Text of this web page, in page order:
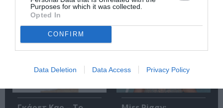
Purposes for which it was collected.
Opted In
CONFIRM
Data Deletion Data Access Privacy Policy
Σχετικά Άρθρα